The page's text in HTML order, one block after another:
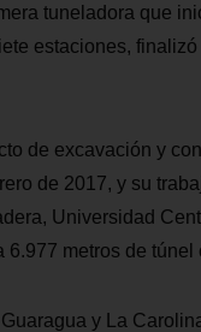
tuneladora que
estaciones,
de excavación y
de 2017, y su
Universidad
metros de túnel
y La